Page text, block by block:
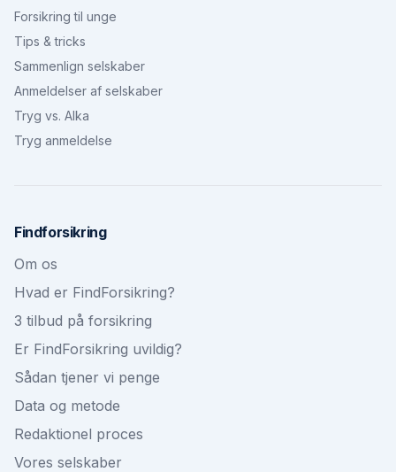
Forsikring til unge
Tips & tricks
Sammenlign selskaber
Anmeldelser af selskaber
Tryg vs. Alka
Tryg anmeldelse
Findforsikring
Om os
Hvad er FindForsikring?
3 tilbud på forsikring
Er FindForsikring uvildig?
Sådan tjener vi penge
Data og metode
Redaktionel proces
Vores selskaber